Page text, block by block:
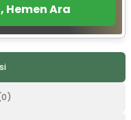
Hemen Ara